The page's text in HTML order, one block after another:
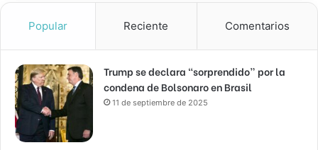
Popular Reciente Comentarios
Trump se declara “sorprendido” por la
condena de Bolsonaro en Brasil
11 de septiembre de 2025